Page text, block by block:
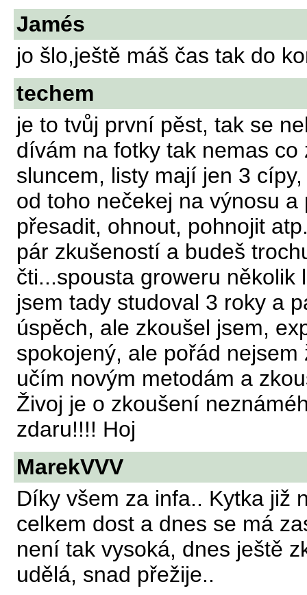
Jamés
jo šlo,ještě máš čas tak do
techem
je to tvůj první pěst, tak se
dívám na fotky tak nemas
sluncem, listy mají jen 3
od toho nečekej na výnosu
přesadit, ohnout, pohnojit
pár zkušeností a budeš
čti...spousta groweru několik
jsem tady studoval 3 roky a
úspěch, ale zkoušel jsem,
spokojený, ale pořád
učím novým metodám a
Živoj je o zkoušení
zdaru!!!! Hoj
MarekVVV
Díky všem za infa.. Kytka již
celkem dost a dnes se má
není tak vysoká, dnes ještě
udělá, snad přežije..